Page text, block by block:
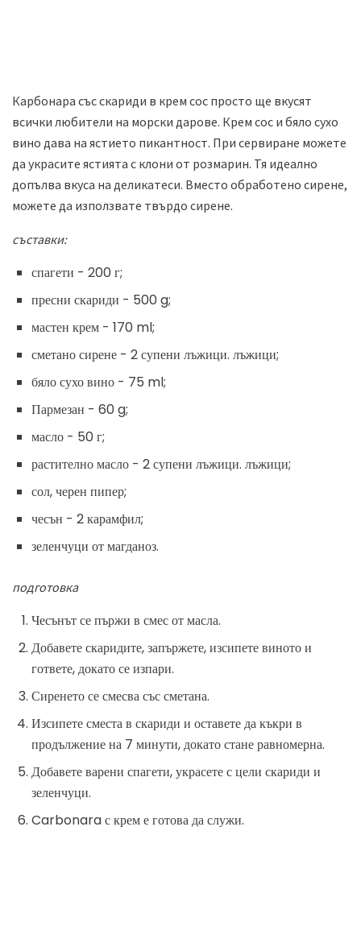
Карбонара със скариди в крем сос просто ще вкусят
всички любители на морски дарове. Крем сос и бяло сухо
вино дава на ястието пикантност. При сервиране можете
да украсите ястията с клони от розмарин. Тя идеално
допълва вкуса на деликатеси. Вместо обработено сирене,
можете да използвате твърдо сирене.
съставки:
спагети - 200 г;
пресни скариди - 500 g;
мастен крем - 170 ml;
сметано сирене - 2 супени лъжици. лъжици;
бяло сухо вино - 75 ml;
Пармезан - 60 g;
масло - 50 г;
растително масло - 2 супени лъжици. лъжици;
сол, черен пипер;
чесън - 2 карамфил;
зеленчуци от магданоз.
подготовка
Чесънът се пържи в смес от масла.
Добавете скаридите, запържете, изсипете виното и
гответе, докато се изпари.
Сиренето се смесва със сметана.
Изсипете сместа в скариди и оставете да къкри в
продължение на 7 минути, докато стане равномерна.
Добавете варени спагети, украсете с цели скариди и
зеленчуци.
Carbonara с крем е готова да служи.